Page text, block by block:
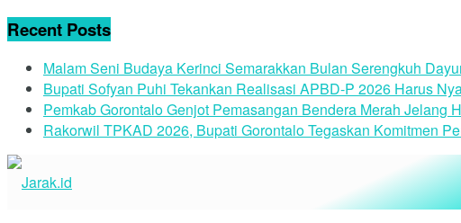
Recent Posts
Malam Seni Budaya Kerinci Semarakkan Bulan Serengkuh
Bupati Sofyan Puhi Tekankan Realisasi APBD-P 2026 Harus
Pemkab Gorontalo Genjot Pemasangan Bendera Merah Jelang
Rakorwil TPKAD 2026, Bupati Gorontalo Tegaskan Komitmen